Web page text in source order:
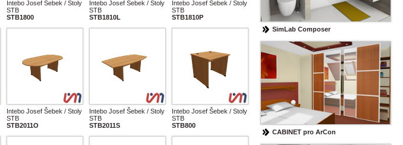
Intebo Josef Šebek / Stoly
STB
STB1800
Intebo Josef Šebek / Stoly
STB
STB1810L
Intebo Josef Šebek / Stoly
STB
STB1810P
Intebo Josef Šebek / Stoly
STB
STB2011O
Intebo Josef Šebek / Stoly
STB
STB2011S
Intebo Josef Šebek / Stoly
STB
STB800
SimLab Composer
CABINET pro ArCon